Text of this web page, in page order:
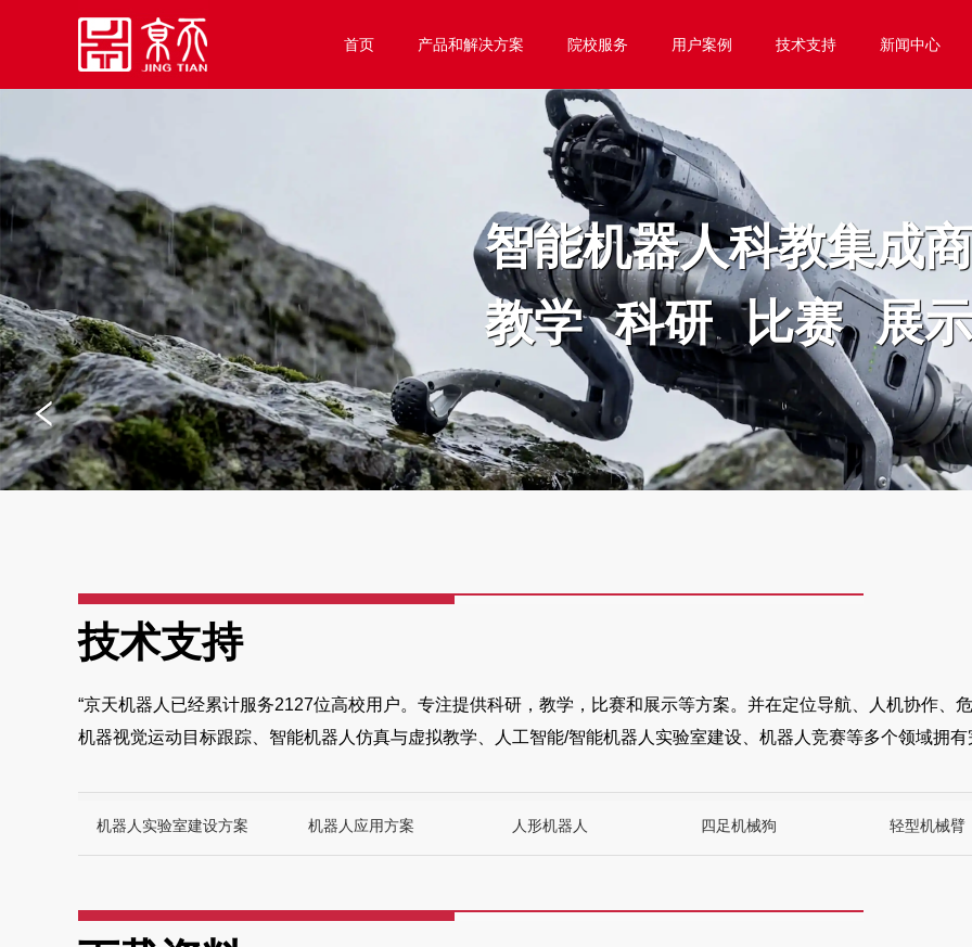
首页 产品和解决方案 院校服务 用户案例 技术支持 新闻中心
智能机器人科教集成商
教学 科研 比赛 展示
技术支持
“京天机器人已经累计服务2127位高校用户。专注提供科研，教学，比赛和展示等方案。并在定位导航、人机协作、
机器视觉运动目标跟踪、智能机器人仿真与虚拟教学、人工智能/智能机器人实验室建设、机器人竞赛等多个领域拥有
机器人实验室建设方案 机器人应用方案 人形机器人 四足机械狗 轻型机械臂